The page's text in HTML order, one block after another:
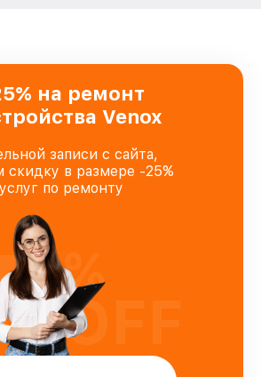
на ремонт
Venox
записи с сайта,
скидку в размере -25%
по ремонту
%
OFF